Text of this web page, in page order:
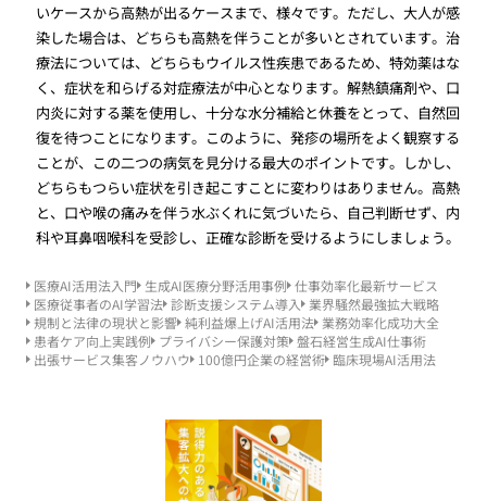
いケースから高熱が出るケースまで、様々です。ただし、大人が感
染した場合は、どちらも高熱を伴うことが多いとされています。治
療法については、どちらもウイルス性疾患であるため、特効薬はな
く、症状を和らげる対症療法が中心となります。解熱鎮痛剤や、口
内炎に対する薬を使用し、十分な水分補給と休養をとって、自然回
復を待つことになります。このように、発疹の場所をよく観察する
ことが、この二つの病気を見分ける最大のポイントです。しかし、
どちらもつらい症状を引き起こすことに変わりはありません。高熱
と、口や喉の痛みを伴う水ぶくれに気づいたら、自己判断せず、内
科や耳鼻咽喉科を受診し、正確な診断を受けるようにしましょう。
医療AI活用法入門 生成AI医療分野活用事例 仕事効率化最新サービス
医療従事者のAI学習法 診断支援システム導入 業界騒然最強拡大戦略
規制と法律の現状と影響 純利益爆上げAI活用法 業務効率化成功大全
患者ケア向上実践例 プライバシー保護対策 盤石経営生成AI仕事術
出張サービス集客ノウハウ 100億円企業の経営術 臨床現場AI活用法